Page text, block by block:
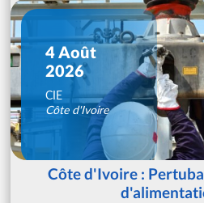
4 Août
2026
CIE
Côte d'Ivoire
Côte d'Ivoire :